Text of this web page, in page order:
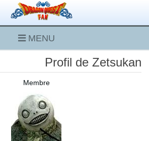
MENU
Profil de Zetsukan
Membre